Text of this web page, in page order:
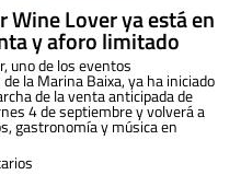
Wine Lover ya está en
y aforo limitado
uno de los eventos
la Marina Baixa, ya ha iniciado
de la venta anticipada de
4 de septiembre y volverá a
gastronomía y música en